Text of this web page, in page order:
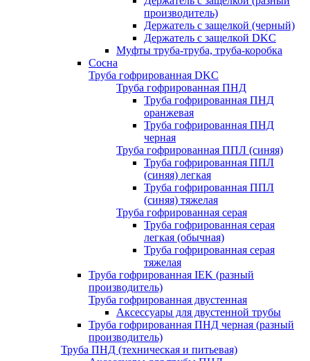
производитель)
Держатель с защелкой (черный)
Держатель с защелкой DKC
Муфты труба-труба, труба-коробка
Сосна
Труба гофрированная DKC
Труба гофрированная ПНД
Труба гофрированная ПНД
оранжевая
Труба гофрированная ПНД
черная
Труба гофрированная ППЛ (синяя)
Труба гофрированная ППЛ
(синяя) легкая
Труба гофрированная ППЛ
(синяя) тяжелая
Труба гофрированная серая
Труба гофрированная серая
легкая (обычная)
Труба гофрированная серая
тяжелая
Труба гофрированная IEK (разный
производитель)
Труба гофрированная двустенная
Аксессуары для двустенной трубы
Труба гофрированная ПНД черная (разный
производитель)
Труба ПНД (техническая и питьевая)